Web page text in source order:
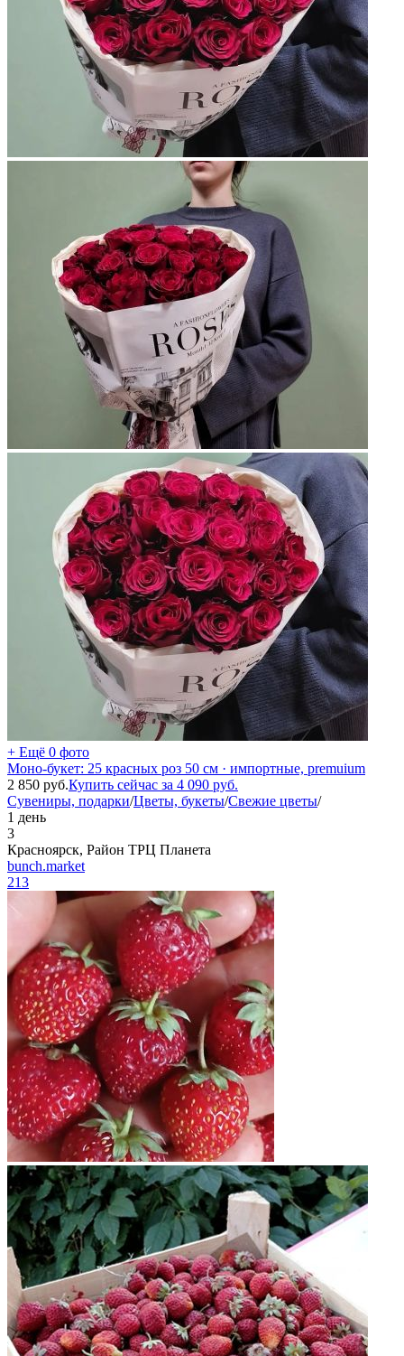
+ Ещё 0 фото
Моно-букет: 25 красных роз 50 см · импортные, premuium
2 850 руб.Купить сейчас за 4 090 руб.
Сувениры, подарки/Цветы, букеты/Свежие цветы/
1 день
3
Красноярск, Район ТРЦ Планета
bunch.market
213